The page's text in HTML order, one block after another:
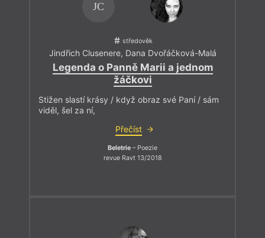
JC
středověk
Jindřich Clusenere, Dana Dvořáčková-Malá
Legenda o Panně Marii a jednom
žáčkovi
Stižen slastí krásy / když obraz své Paní / sám
viděl, šel za ní,
Přečíst
Beletrie – Poezie
revue Ravt 13/2018